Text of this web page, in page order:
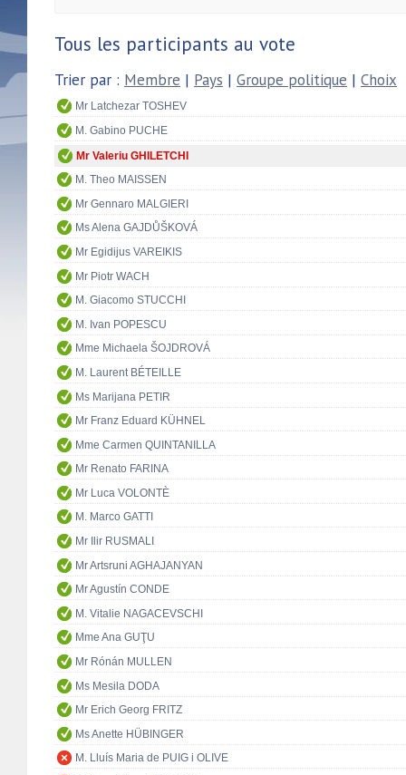
Tous les participants au vote
Trier par : Membre | Pays | Groupe politique | Choix
Mr Latchezar TOSHEV
M. Gabino PUCHE
Mr Valeriu GHILETCHI
M. Theo MAISSEN
Mr Gennaro MALGIERI
Ms Alena GAJDŮŠKOVÁ
Mr Egidijus VAREIKIS
Mr Piotr WACH
M. Giacomo STUCCHI
M. Ivan POPESCU
Mme Michaela ŠOJDROVÁ
M. Laurent BÉTEILLE
Ms Marijana PETIR
Mr Franz Eduard KÜHNEL
Mme Carmen QUINTANILLA
Mr Renato FARINA
Mr Luca VOLONTÈ
M. Marco GATTI
Mr Ilir RUSMALI
Mr Artsruni AGHAJANYAN
Mr Agustín CONDE
M. Vitalie NAGACEVSCHI
Mme Ana GUŢU
Mr Rónán MULLEN
Ms Mesila DODA
Mr Erich Georg FRITZ
Ms Anette HÜBINGER
M. Lluís Maria de PUIG i OLIVE